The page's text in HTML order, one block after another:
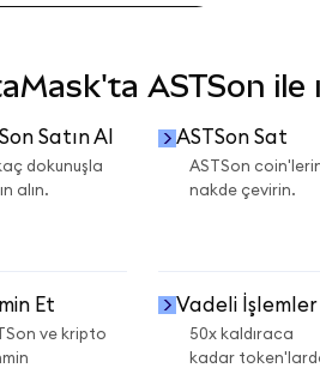
ASTSon ile
Satın Al
dokunuşla
alın.
ASTSon Sat
ASTSon
nakde çevirin.
Et
ve kripto
Vadeli İşlemler
50x kaldıraca
kadar